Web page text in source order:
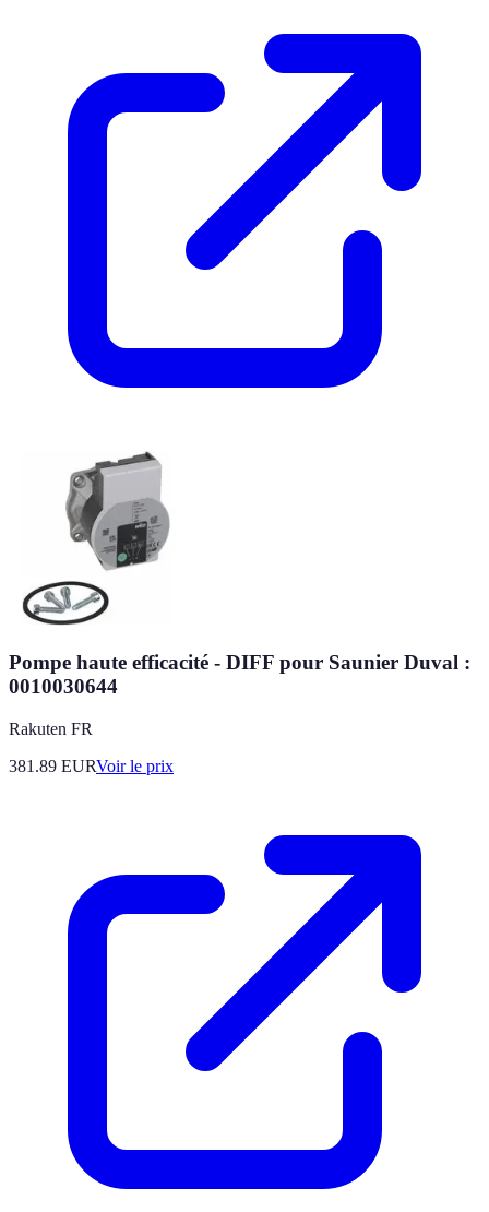
Pompe haute efficacité - DIFF pour Saunier Duval :
0010030644
Rakuten FR
381.89 EURVoir le prix